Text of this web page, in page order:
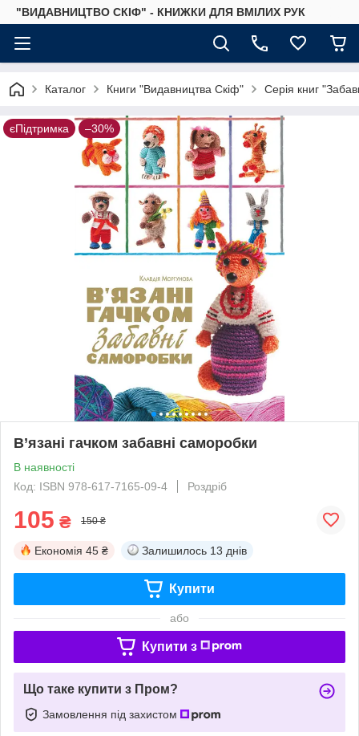
"ВИДАВНИЦТВО СКІФ" - КНИЖКИ ДЛЯ ВМІЛИХ РУК
Каталог Книги "Видавництва Скіф" Серія книг
єПідтримка –30%
В’язані гачком забавні саморобки
В наявності
Код: ISBN 978-617-7165-09-4
Роздріб
105 ₴ 150 ₴
Економія 45 ₴ Залишилось 13 днів
Купити
або
Купити з
Що таке купити з Пром?
Замовлення під захистом